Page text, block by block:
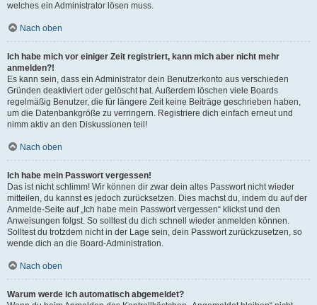
welches ein Administrator lösen muss.
Nach oben
Ich habe mich vor einiger Zeit registriert, kann mich aber nicht mehr
anmelden?!
Es kann sein, dass ein Administrator dein Benutzerkonto aus verschieden
Gründen deaktiviert oder gelöscht hat. Außerdem löschen viele Boards
regelmäßig Benutzer, die für längere Zeit keine Beiträge geschrieben haben,
um die Datenbankgröße zu verringern. Registriere dich einfach erneut und
nimm aktiv an den Diskussionen teil!
Nach oben
Ich habe mein Passwort vergessen!
Das ist nicht schlimm! Wir können dir zwar dein altes Passwort nicht wieder
mitteilen, du kannst es jedoch zurücksetzen. Dies machst du, indem du auf der
Anmelde-Seite auf „Ich habe mein Passwort vergessen“ klickst und den
Anweisungen folgst. So solltest du dich schnell wieder anmelden können.
Solltest du trotzdem nicht in der Lage sein, dein Passwort zurückzusetzen, so
wende dich an die Board-Administration.
Nach oben
Warum werde ich automatisch abgemeldet?